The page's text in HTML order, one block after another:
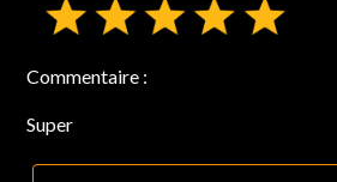
Commentaire :
Super